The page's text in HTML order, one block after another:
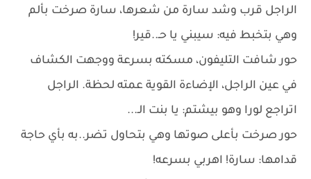
الراجل قرب وشد سارة من شعرها، سارة صرخت بألم
وهي بتخبط فيه: سيبني يا حـ..قير!
حور شافت التليفون، مسكته بسرعة ووجهت الكشاف
في عين الراجل، الإضاءة القوية عمته لحظة. الراجل
اتراجع لورا وهو بيشتم: يا بنت الـ...
حور صرخت بأعلى صوتها وهي بتحاول تضر..به بأي حاجة
قدامها: سارة! اهربي بسرعه!